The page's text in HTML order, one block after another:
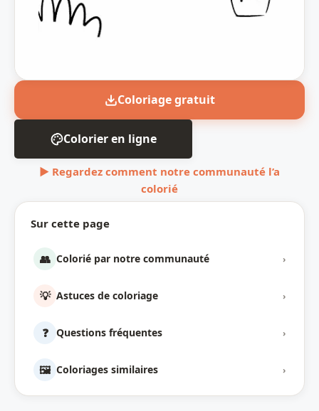
Sur cette page
👥 Colorié par notre communauté ›
💡 Astuces de coloriage ›
❓ Questions fréquentes ›
🖼️ Coloriages similaires ›
Coloriage gratuit
Colorier en ligne
▶ Regardez comment notre communauté l’a
colorié